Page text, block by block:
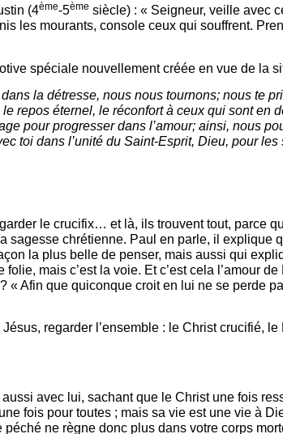
(4ème-5ème siècle) : « Seigneur, veille avec
les mourants, console ceux qui souffrent.
spéciale nouvellement créée en vue de la
la détresse, nous nous tournons; nous te
repos éternel, le réconfort à ceux qui sont en
pour progresser dans l’amour; ainsi, nous
toi dans l’unité du Saint-Esprit, Dieu, pour
le crucifix… et là, ils trouvent tout, parce
sagesse chrétienne. Paul en parle, il explique
la plus belle de penser, mais aussi qui
folie, mais c’est la voie. Et c’est cela l’amour
Afin que quiconque croit en lui ne se perde
regarder l’ensemble : le Christ crucifié,
avec lui, sachant que le Christ une fois
fois pour toutes ; mais sa vie est une vie à
ne règne donc plus dans votre corps